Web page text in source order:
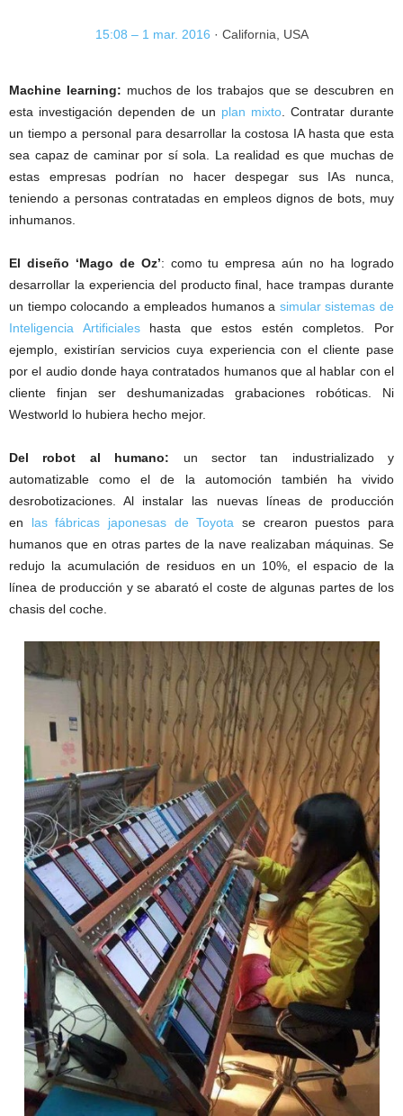
15:08 – 1 mar. 2016 · California, USA
Machine learning: muchos de los trabajos que se descubren en
esta investigación dependen de un plan mixto. Contratar durante
un tiempo a personal para desarrollar la costosa IA hasta que esta
sea capaz de caminar por sí sola. La realidad es que muchas de
estas empresas podrían no hacer despegar sus IAs nunca,
teniendo a personas contratadas en empleos dignos de bots, muy
inhumanos.
El diseño ‘Mago de Oz’: como tu empresa aún no ha logrado
desarrollar la experiencia del producto final, hace trampas durante
un tiempo colocando a empleados humanos a simular sistemas de
Inteligencia Artificialeshasta que estos estén completos. Por
ejemplo, existirían servicios cuya experiencia con el cliente pase
por el audio donde haya contratados humanos que al hablar con el
cliente finjan ser deshumanizadas grabaciones robóticas. Ni
Westworld lo hubiera hecho mejor.
Del robot al humano: un sector tan industrializado y
automatizable como el de la automoción también ha vivido
desrobotizaciones. Al instalar las nuevas líneas de producción
en las fábricas japonesas de Toyota se crearon puestos para
humanos que en otras partes de la nave realizaban máquinas. Se
redujo la acumulación de residuos en un 10%, el espacio de la
línea de producción y se abarató el coste de algunas partes de los
chasis del coche.